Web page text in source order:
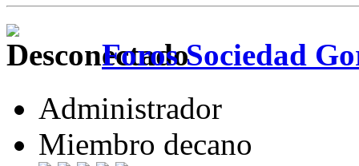
Foros Sociedad
Administrador
Miembro decano